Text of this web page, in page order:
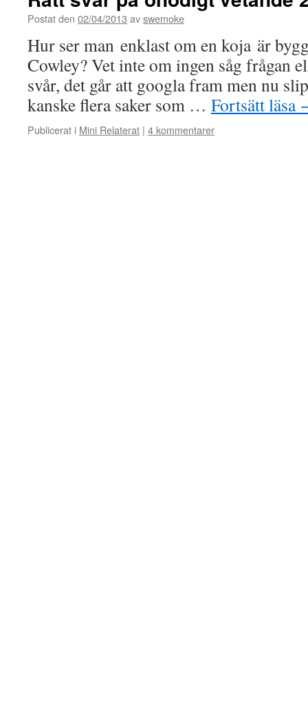
Postat den 02/04/2013 avswemoke
Hur ser man enklast om en koja är
Cowley? Vet inte om ingen såg frågan
svår, det går att googla fram men nu
kanske flera saker som … Fortsätt läsa
Publicerat i Mini Relaterat | 4 kommentarer